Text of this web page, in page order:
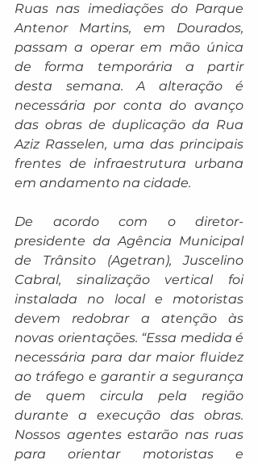
Ruas nas imediações do Parque
Antenor Martins, em Dourados,
passam a operar em mão única
de forma temporária a partir
desta semana. A alteração é
necessária por conta do avanço
das obras de duplicação da Rua
Aziz Rasselen, uma das principais
frentes de infraestrutura urbana
em andamento na cidade.
De acordo com o diretor-
presidente da Agência Municipal
de Trânsito (Agetran), Juscelino
Cabral, sinalização vertical foi
instalada no local e motoristas
devem redobrar a atenção às
novas orientações. “Essa medida é
necessária para dar maior fluidez
ao tráfego e garantir a segurança
de quem circula pela região
durante a execução das obras.
Nossos agentes estarão nas ruas
para orientar motoristas e